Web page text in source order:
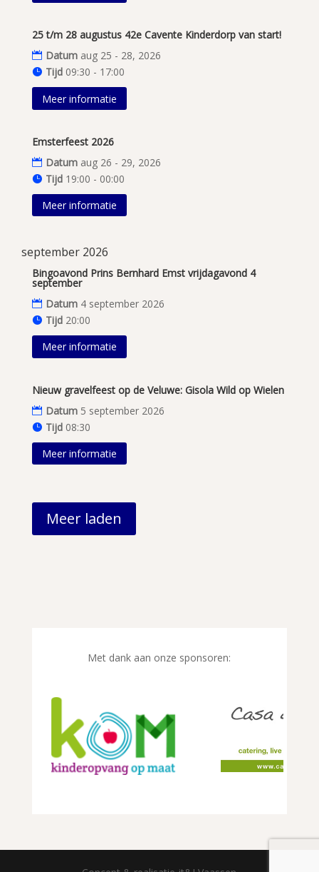
25 t/m 28 augustus 42e Cavente Kinderdorp van start!
Datum aug 25 - 28, 2026
Tijd 09:30 - 17:00
Meer informatie
Emsterfeest 2026
Datum aug 26 - 29, 2026
Tijd 19:00 - 00:00
Meer informatie
september 2026
Bingoavond Prins Bernhard Emst vrijdagavond 4
september
Datum 4 september 2026
Tijd 20:00
Meer informatie
Nieuw gravelfeest op de Veluwe: Gisola Wild op Wielen
Datum 5 september 2026
Tijd 08:30
Meer informatie
Meer laden
Met dank aan onze sponsoren: